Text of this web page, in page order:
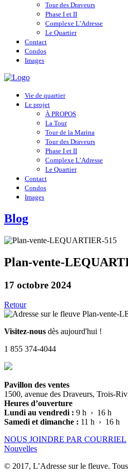
Tour des Draveurs
Phase I et II
Complexe L’Adresse
Le Quartier
Contact
Condos
Images
Vie de quartier
Le projet
À PROPOS
La Tour
Tour de la Marina
Tour des Draveurs
Phase I et II
Complexe L’Adresse
Le Quartier
Contact
Condos
Images
Blog
Plan-vente-
17 octobre 2024
Retour
Visitez-nous dès aujourd'hui !
1 855 374-4044
Pavillon des ventes
1500, avenue des Draveurs, Trois-
Heures d’ouverture
Lundi au vendredi : 9 h › 16 h
Samedi et dimanche : 11 h › 16 h
NOUS JOINDRE PAR COURRIEL
Nouvelles
© 2017, L’Adresse sur le fleuve.